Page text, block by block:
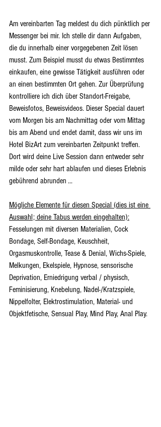
Am vereinbarten Tag meldest du dich pünktlich per
Messenger bei mir. Ich stelle dir dann Aufgaben,
die du innerhalb einer vorgegebenen Zeit lösen
musst. Zum Beispiel musst du etwas Bestimmtes
einkaufen, eine gewisse Tätigkeit ausführen oder
an einen bestimmten Ort gehen. Zur Überprüfung
kontrolliere ich dich über Standort-Freigabe,
Beweisfotos, Beweisvideos. Dieser Special dauert
vom Morgen bis am Nachmittag oder vom Mittag
bis am Abend und endet damit, dass wir uns im
Hotel BizArt zum vereinbarten Zeitpunkt treffen.
Dort wird deine Live Session dann entweder sehr
milde oder sehr hart ablaufen und dieses Erlebnis
gebührend abrunden ...
Mögliche Elemente für diesen Special (dies ist eine
Auswahl; deine Tabus werden eingehalten):
Fesselungen mit diversen Materialien, Cock
Bondage, Self-Bondage, Keuschheit,
Orgasmuskontrolle, Tease & Denial, Wichs-Spiele,
Melkungen, Ekelspiele, Hypnose, sensorische
Deprivation, Erniedrigung verbal / physisch,
Feminisierung, Knebelung, Nadel-/Kratzspiele,
Nippelfolter, Elektrostimulation, Material- und
Objektfetische, Sensual Play, Mind Play, Anal Play.